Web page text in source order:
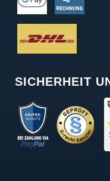
SICHERHEIT